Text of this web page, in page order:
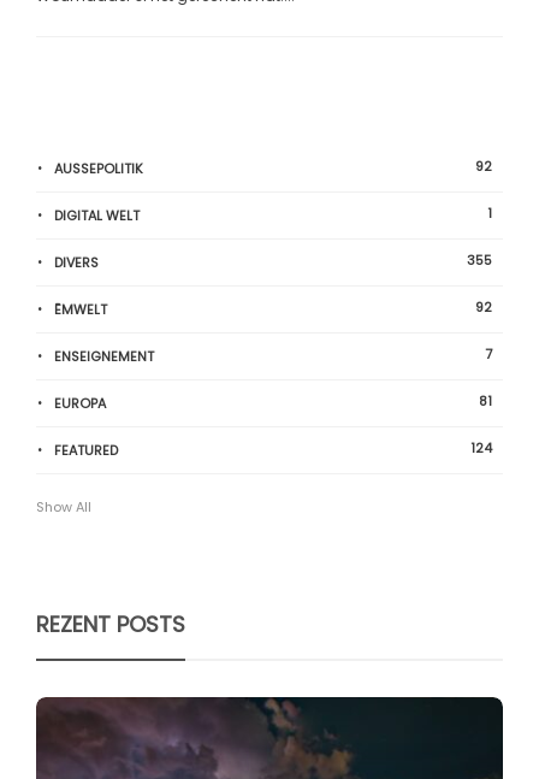
AUSSEPOLITIK 92
DIGITAL WELT 1
DIVERS 355
ËMWELT 92
ENSEIGNEMENT 7
EUROPA 81
FEATURED 124
Show All
REZENT POSTS